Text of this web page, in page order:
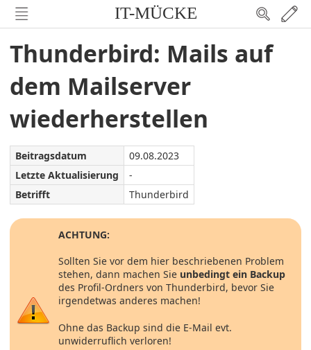
IT-MÜCKE
Thunderbird: Mails auf
dem Mailserver
wiederherstellen
Beitragsdatum
09.08.2023
Letzte Aktualisierung
-
Betrifft
Thunderbird
ACHTUNG:
Sollten Sie vor dem hier beschriebenen Problem
stehen, dann machen Sie unbedingt ein Backup
des Profil-Ordners von Thunderbird, bevor Sie
irgendetwas anderes machen!
Ohne das Backup sind die E-Mail evt.
unwiderruflich verloren!